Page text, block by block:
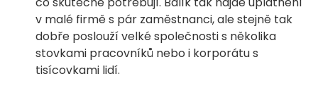
v malé firmě s pár zaměstnanci, ale stejně tak
dobře poslouží velké společnosti s několika
stovkami pracovníků nebo i korporátu s
tisícovkami lidí.